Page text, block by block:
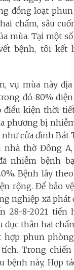
đồng loạt
chấm, sâu
mùa. Tại một
bệnh, tôi kết
vụ mùa này
đó 80%
điều kiện thời
phương bị
như cửa đình Bát
nhà thờ Đông
nhiễm bệnh
Bệnh lây
rộng. Để bảo
nghiệp xã
28-8-2021 tiến
đục thân hai
hợp phun
Trong
bệnh này, Hợp